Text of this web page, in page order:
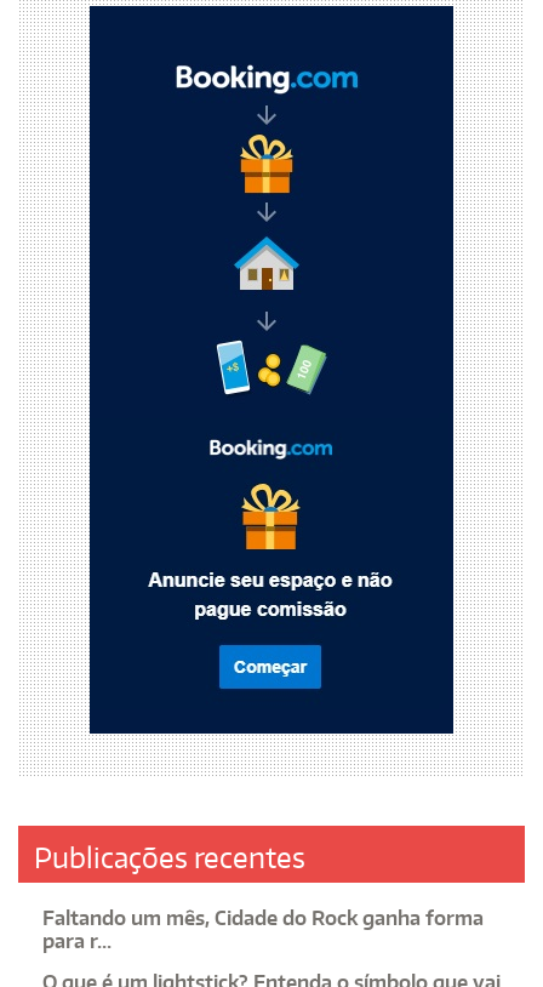
Publicações recentes
Faltando um mês, Cidade do Rock ganha forma
para r...